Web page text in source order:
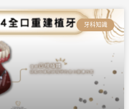
牙科知識